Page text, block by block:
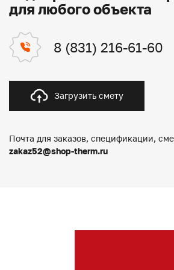
для любого объекта
8 (831) 216-61-60
Загрузить смету
Почта для заказов, спецификации,
zakaz52@shop-therm.ru